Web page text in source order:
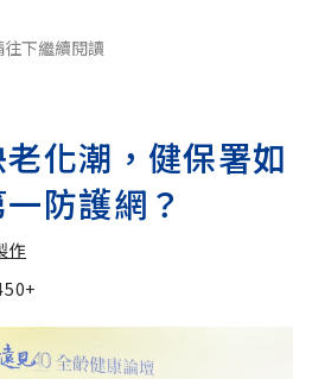
往下繼續閱讀
化潮，健保署如
防護網？
作